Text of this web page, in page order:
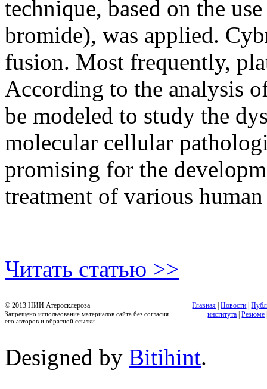
technique, based on the
bromide), was applied.
fusion. Most frequently,
According to the analysis
be modeled to study the
molecular cellular
promising for the
treatment of various human
Читать статью >>
© 2013 НИИ Атеросклероза
Запрещено использование материалов сайта без согласия
его авторов и обратной ссылки.
Главная |Новости |
института |Резюме
Designed by Bitihint.